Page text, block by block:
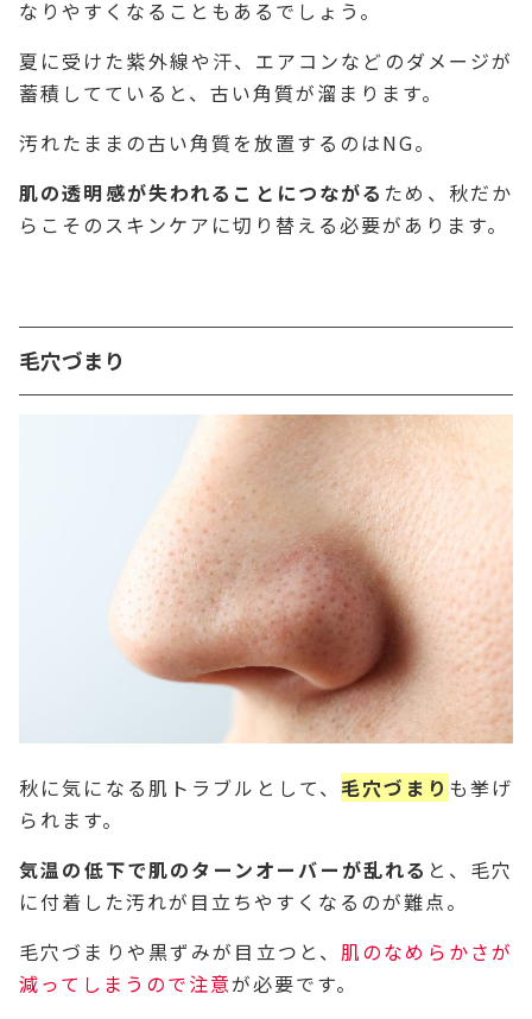
なりやすくなることもあるでしょう。
夏に受けた紫外線や汗、エアコンなどのダメージが
蓄積してていると、古い角質が溜まります。
汚れたままの古い角質を放置するのはNG。
肌の透明感が失われることにつながる ため、秋だか
らこそのスキンケアに切り替える必要があります。
毛穴づまり
秋に気になる肌トラブルとして、 毛穴づまり も挙げ
られます。
気温の低下で肌のターンオーバーが乱れる と、毛穴
に付着した汚れが目立ちやすくなるのが難点。
毛穴づまりや黒ずみが目立つと、肌のなめらかさが
減ってしまうので注意が必要です。